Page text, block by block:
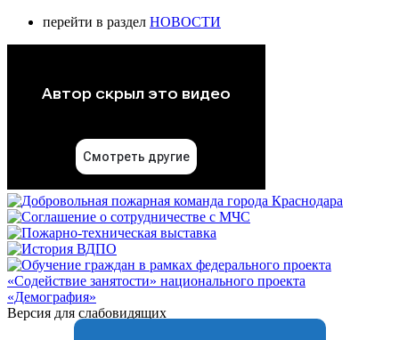
перейти в раздел НОВОСТИ
Версия для слабовидящих